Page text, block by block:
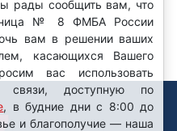
рады сообщить вам, что
№ 8 ФМБА России
вам в решении ваших
касающихся Вашего
вас использовать
связи, доступную по
, в будние дни с 8:00 до
и благополучие — наша